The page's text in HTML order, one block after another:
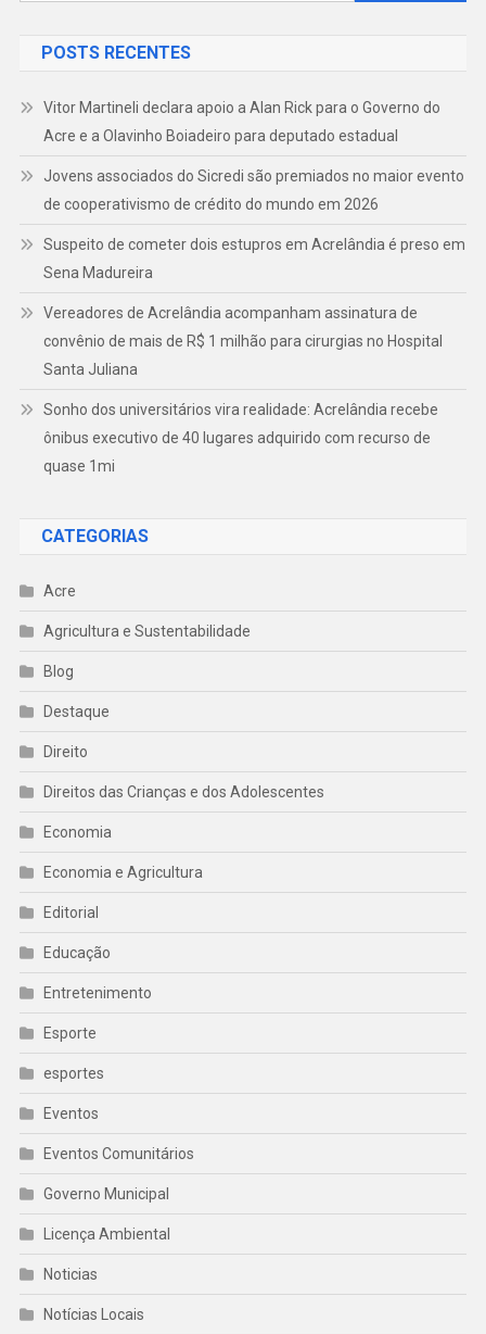
POSTS RECENTES
Vitor Martineli declara apoio a Alan Rick para o Governo do
Acre e a Olavinho Boiadeiro para deputado estadual
Jovens associados do Sicredi são premiados no maior evento
de cooperativismo de crédito do mundo em 2026
Suspeito de cometer dois estupros em Acrelândia é preso em
Sena Madureira
Vereadores de Acrelândia acompanham assinatura de
convênio de mais de R$ 1 milhão para cirurgias no Hospital
Santa Juliana
Sonho dos universitários vira realidade: Acrelândia recebe
ônibus executivo de 40 lugares adquirido com recurso de
quase 1mi
CATEGORIAS
Acre
Agricultura e Sustentabilidade
Blog
Destaque
Direito
Direitos das Crianças e dos Adolescentes
Economia
Economia e Agricultura
Editorial
Educação
Entretenimento
Esporte
esportes
Eventos
Eventos Comunitários
Governo Municipal
Licença Ambiental
Noticias
Notícias Locais